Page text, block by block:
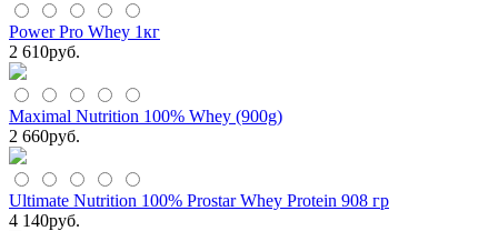
Power Pro Whey 1кг
2 610руб.
Maximal Nutrition 100% Whey (900g)
2 660руб.
Ultimate Nutrition 100% Prostar Whey Protein 908 гр
4 140руб.